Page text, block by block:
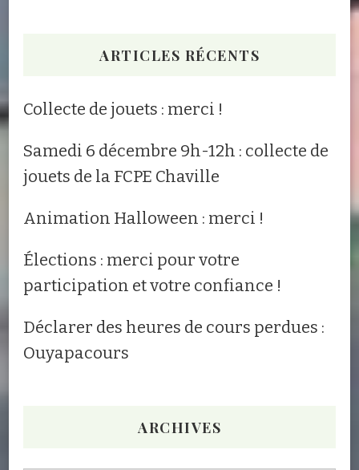
ARTICLES RÉCENTS
Collecte de jouets : merci !
Samedi 6 décembre 9h-12h : collecte de
jouets de la FCPE Chaville
Animation Halloween : merci !
Élections : merci pour votre
participation et votre confiance !
Déclarer des heures de cours perdues :
Ouyapacours
ARCHIVES